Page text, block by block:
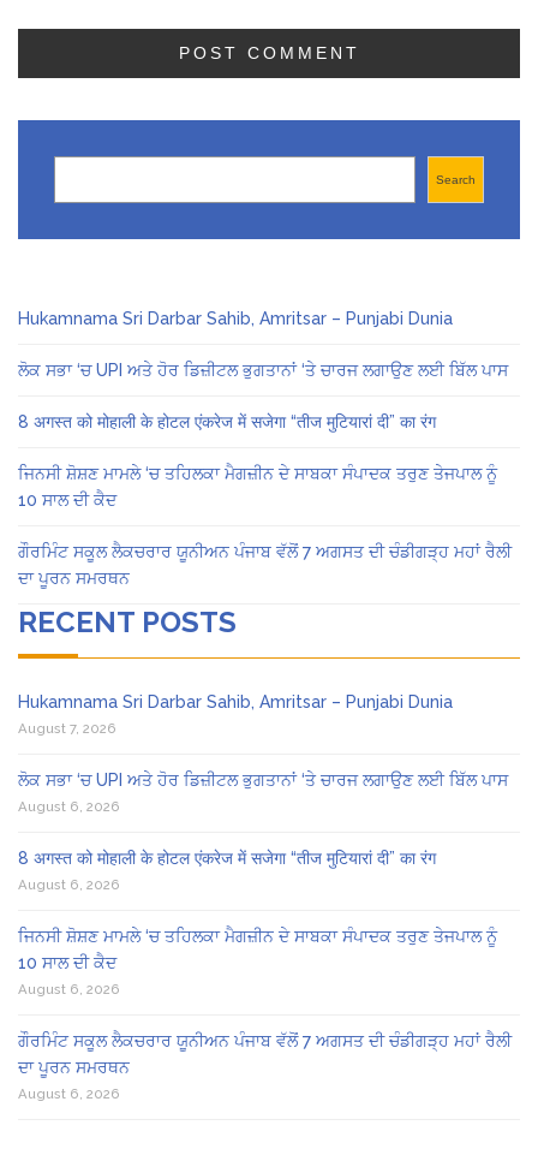
Search
Hukamnama Sri Darbar Sahib, Amritsar – Punjabi Dunia
ਲੋਕ ਸਭਾ ‘ਚ UPI ਅਤੇ ਹੋਰ ਡਿਜ਼ੀਟਲ ਭੁਗਤਾਨਾਂ ‘ਤੇ ਚਾਰਜ ਲਗਾਉਣ ਲਈ ਬਿੱਲ ਪਾਸ
8 अगस्त को मोहाली के होटल एंकरेज में सजेगा “तीज मुटियारां दी” का रंग
ਜਿਨਸੀ ਸ਼ੋਸ਼ਣ ਮਾਮਲੇ ‘ਚ ਤਹਿਲਕਾ ਮੈਗਜ਼ੀਨ ਦੇ ਸਾਬਕਾ ਸੰਪਾਦਕ ਤਰੁਣ ਤੇਜਪਾਲ ਨੂੰ
10 ਸਾਲ ਦੀ ਕੈਦ
ਗੌਰਮਿੰਟ ਸਕੂਲ ਲੈਕਚਰਾਰ ਯੂਨੀਅਨ ਪੰਜਾਬ ਵੱਲੋਂ 7 ਅਗਸਤ ਦੀ ਚੰਡੀਗੜ੍ਹ ਮਹਾਂ ਰੈਲੀ
ਦਾ ਪੂਰਨ ਸਮਰਥਨ
RECENT POSTS
Hukamnama Sri Darbar Sahib, Amritsar – Punjabi Dunia
August 7, 2026
ਲੋਕ ਸਭਾ ‘ਚ UPI ਅਤੇ ਹੋਰ ਡਿਜ਼ੀਟਲ ਭੁਗਤਾਨਾਂ ‘ਤੇ ਚਾਰਜ ਲਗਾਉਣ ਲਈ ਬਿੱਲ ਪਾਸ
August 6, 2026
8 अगस्त को मोहाली के होटल एंकरेज में सजेगा “तीज मुटियारां दी” का रंग
August 6, 2026
ਜਿਨਸੀ ਸ਼ੋਸ਼ਣ ਮਾਮਲੇ ‘ਚ ਤਹਿਲਕਾ ਮੈਗਜ਼ੀਨ ਦੇ ਸਾਬਕਾ ਸੰਪਾਦਕ ਤਰੁਣ ਤੇਜਪਾਲ ਨੂੰ
10 ਸਾਲ ਦੀ ਕੈਦ
August 6, 2026
ਗੌਰਮਿੰਟ ਸਕੂਲ ਲੈਕਚਰਾਰ ਯੂਨੀਅਨ ਪੰਜਾਬ ਵੱਲੋਂ 7 ਅਗਸਤ ਦੀ ਚੰਡੀਗੜ੍ਹ ਮਹਾਂ ਰੈਲੀ
ਦਾ ਪੂਰਨ ਸਮਰਥਨ
August 6, 2026